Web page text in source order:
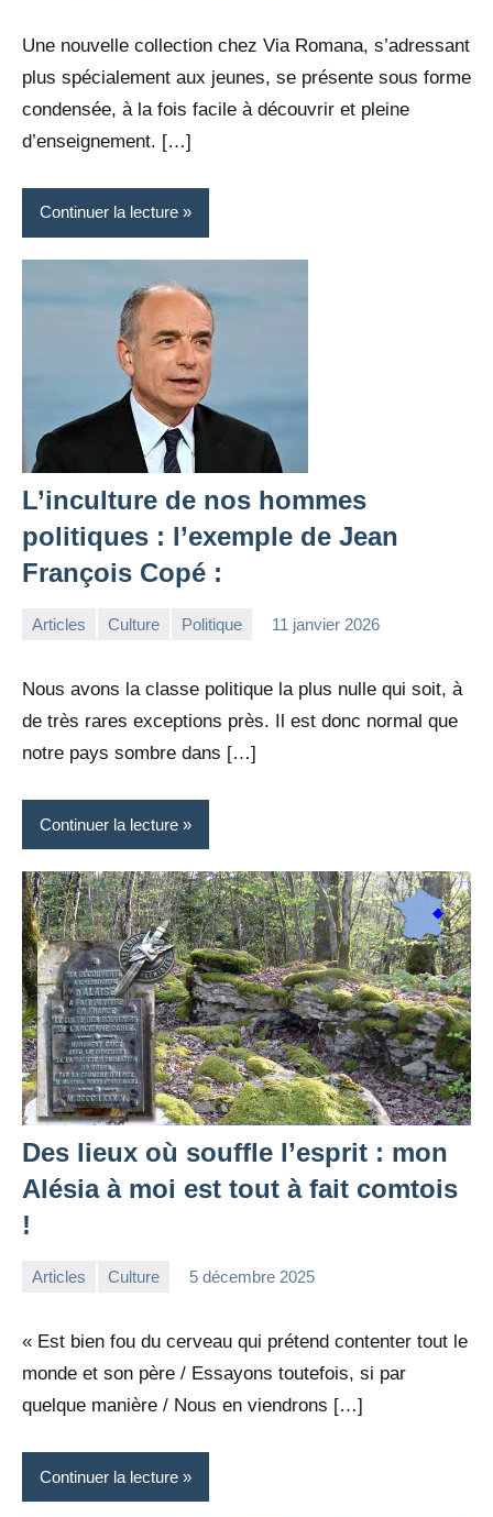
Une nouvelle collection chez Via Romana, s’adressant
plus spécialement aux jeunes, se présente sous forme
condensée, à la fois facile à découvrir et pleine
d’enseignement. […]
Continuer la lecture
L’inculture de nos hommes
politiques : l’exemple de Jean
François Copé :
Articles Culture Politique 11 janvier 2026
Nous avons la classe politique la plus nulle qui soit, à
de très rares exceptions près. Il est donc normal que
notre pays sombre dans […]
Continuer la lecture
Des lieux où souffle l’esprit : mon
Alésia à moi est tout à fait comtois
!
Articles Culture 5 décembre 2025
« Est bien fou du cerveau qui prétend contenter tout le
monde et son père / Essayons toutefois, si par
quelque manière / Nous en viendrons […]
Continuer la lecture